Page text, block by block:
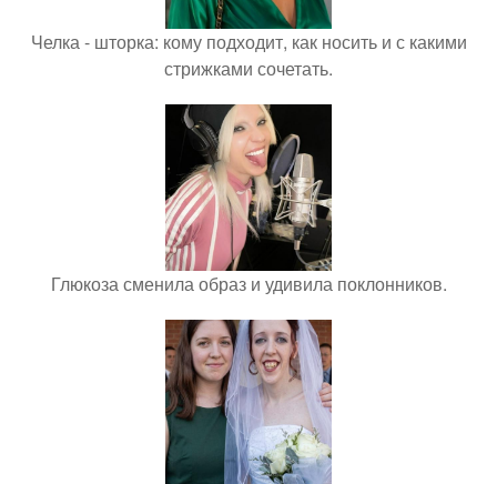
Челка - шторка: кому подходит, как носить и с какими
стрижками сочетать.
Глюкоза сменила образ и удивила поклонников.